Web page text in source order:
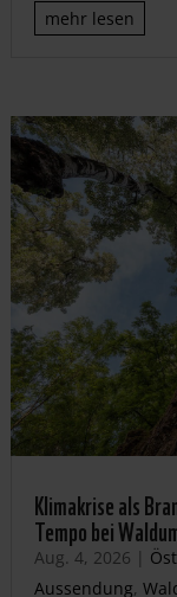
mehr lesen
Klimakrise als
Tempo bei
Aug. 4, 2026 |
Aussendung,